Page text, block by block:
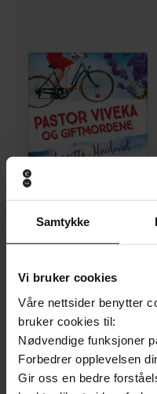
Samtykke
Vi bruker cookies
Våre nettsider benytter
bruker cookies til:
Nødvendige funksjoner
Forbedrer opplevelsen
Gir oss en bedre
399,-
LYDBOK